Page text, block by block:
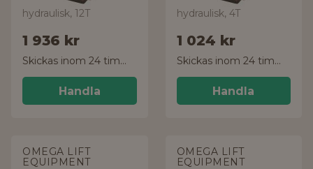
hydraulisk, 12T
1 936 kr
Skickas inom 24 timmar!
Handla
hydraulisk, 4T
1 024 kr
Skickas inom 24 timmar!
Handla
OMEGA LIFT
EQUIPMENT
OMEGA LIFT
EQUIPMENT